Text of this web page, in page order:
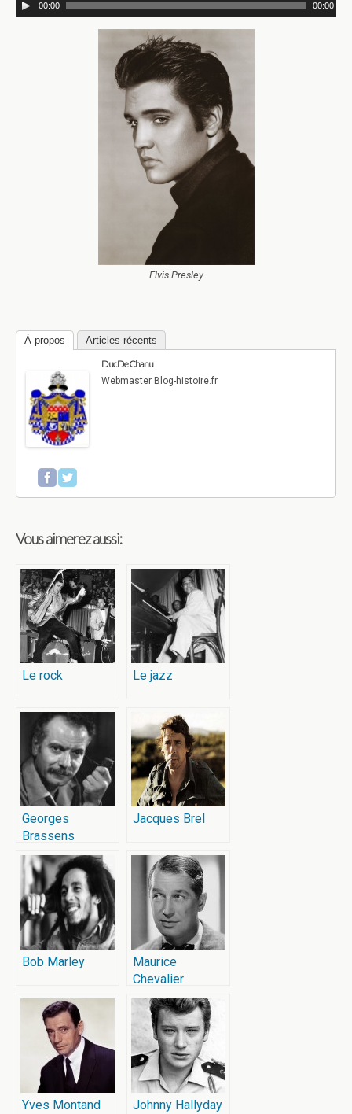
00:00 00:00
Elvis Presley
À propos
Articles récents
Duc De Chanu
Webmaster Blog-histoire.fr
Vous aimerez aussi:
Le rock Le jazz
Georges
Brassens
Jacques Brel
Bob Marley
Maurice
Chevalier
Yves Montand Johnny Hallyday